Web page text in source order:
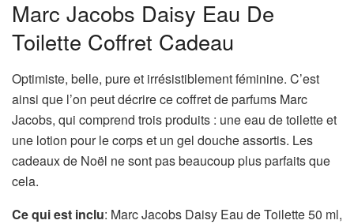
Marc Jacobs Daisy Eau De
Toilette Coffret Cadeau
Optimiste, belle, pure et irrésistiblement féminine. C’est
ainsi que l’on peut décrire ce coffret de parfums Marc
Jacobs, qui comprend trois produits : une eau de toilette et
une lotion pour le corps et un gel douche assortis. Les
cadeaux de Noël ne sont pas beaucoup plus parfaits que
cela.
Ce qui est inclu: Marc Jacobs Daisy Eau de Toilette 50 ml,